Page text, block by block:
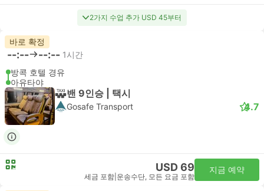
2가지 수업 추가 USD 45부터
바로 확정
--:-- --:-- 1시간
방콕 호텔 경유
아유타야
밴 9인승 | 택시
Gosafe Transport 4.7
USD 69
세금 포함 운송수단, 모든 요금 포함
지금 예약